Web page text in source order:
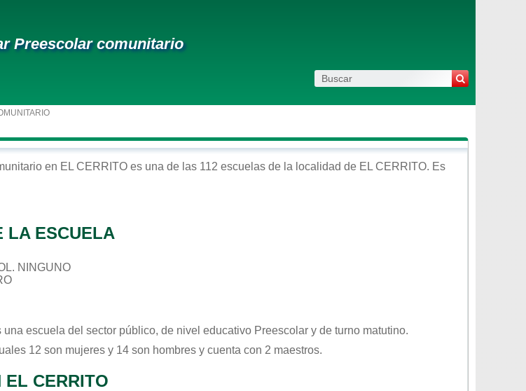
Preescolar comunitario
en EL CERRITO es una de las 112 escuelas de la localidad de EL CERRITO. Es
LA ESCUELA
NINGUNO
una escuela del sector público, de nivel educativo Preescolar y de turno matutino.
12 son mujeres y 14 son hombres y cuenta con 2 maestros.
EL CERRITO